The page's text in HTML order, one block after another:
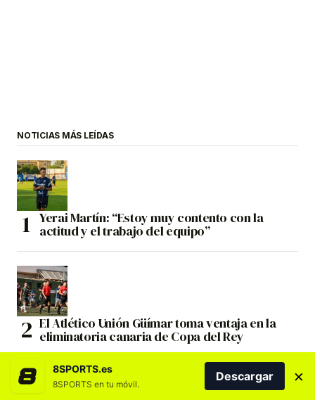
NOTICIAS MÁS LEÍDAS
Yerai Martín: “Estoy muy contento con la
actitud y el trabajo del equipo”
El Atlético Unión Güímar toma ventaja en la
eliminatoria canaria de Copa del Rey
8SPORTS.es
8SPORTS en tu móvil.
Descargar ×